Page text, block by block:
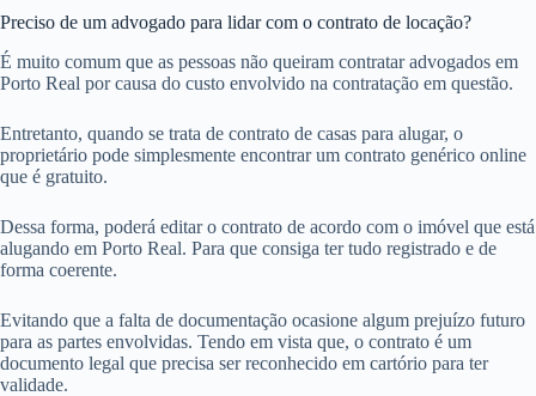
Preciso de um advogado para lidar com o contrato de locação?
É muito comum que as pessoas não queiram contratar advogados em
Porto Real por causa do custo envolvido na contratação em questão.
Entretanto, quando se trata de contrato de casas para alugar, o
proprietário pode simplesmente encontrar um contrato genérico online
que é gratuito.
Dessa forma, poderá editar o contrato de acordo com o imóvel que está
alugando em Porto Real. Para que consiga ter tudo registrado e de
forma coerente.
Evitando que a falta de documentação ocasione algum prejuízo futuro
para as partes envolvidas. Tendo em vista que, o contrato é um
documento legal que precisa ser reconhecido em cartório para ter
validade.